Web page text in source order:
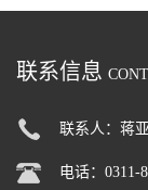
联系信息
联系人：蒋
电话：0311-